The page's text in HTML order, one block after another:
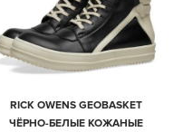
RICK OWENS GEOBASKET
ЧЁРНО-БЕЛЫЕ КОЖАНЫЕ